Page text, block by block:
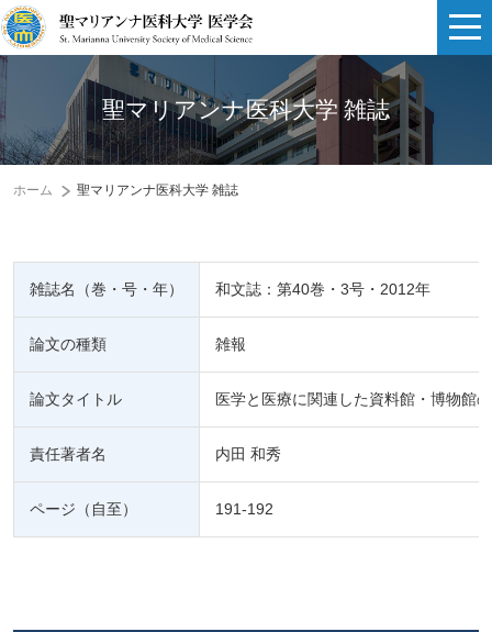
聖マリアンナ医科大学 雑誌
ホーム 聖マリアンナ医科大学 雑誌
雑誌名（巻・号・年） 和文誌：第40巻・3号・2012年
論文の種類 雑報
論文タイトル 医学と医療に関連した資料館・博物館
責任著者名 内田 和秀
ページ（自至） 191-192